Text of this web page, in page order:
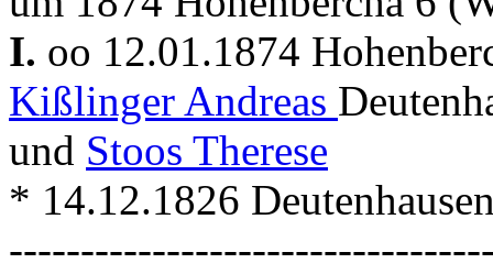
I. oo 12.01.1874
Kißlinger Andreas
und Stoos Therese
* 14.12.1826